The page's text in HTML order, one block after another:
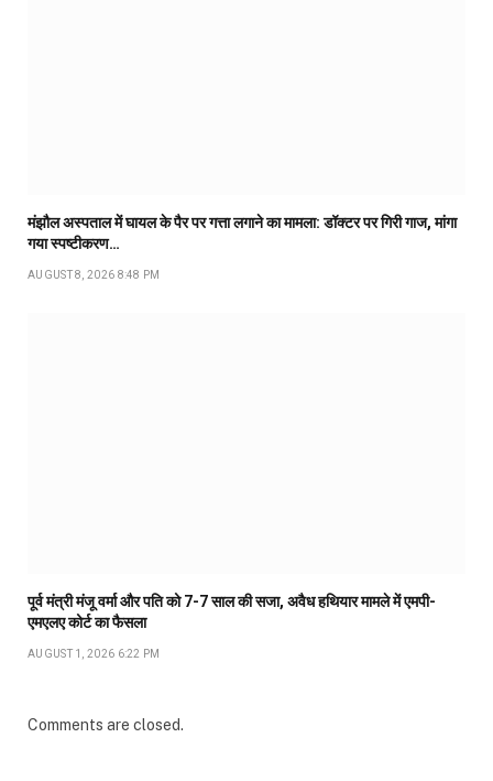
मंझौल अस्पताल में घायल के पैर पर गत्ता लगाने का मामला: डॉक्टर पर गिरी गाज, मांगा
गया स्पष्टीकरण…
AUGUST 8, 2026 8:48 PM
पूर्व मंत्री मंजू वर्मा और पति को 7-7 साल की सजा, अवैध हथियार मामले में एमपी-
एमएलए कोर्ट का फैसला
AUGUST 1, 2026 6:22 PM
Comments are closed.